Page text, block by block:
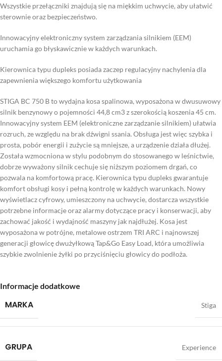
Wszystkie przełączniki znajdują się na miękkim uchwycie, aby ułatwić
sterownie oraz bezpieczeństwo.
Innowacyjny elektroniczny system zarządzania silnikiem (EEM)
uruchamia go błyskawicznie w każdych warunkach.
Kierownica typu dupleks posiada zaczep regulacyjny nachylenia dla
zapewnienia większego komfortu użytkowania
STIGA BC 750 B to wydajna kosa spalinowa, wyposażona w dwusuwowy
silnik benzynowy o pojemności 44,8 cm3 z szerokością koszenia 45 cm.
Innowacyjny system EEM (elektroniczne zarządzanie silnikiem) ułatwia
rozruch, ze względu na brak dźwigni ssania. Obsługa jest więc szybka i
prosta, pobór energii i zużycie są mniejsze, a urządzenie działa dłużej.
Została wzmocniona w stylu podobnym do stosowanego w leśnictwie,
dobrze wyważony silnik cechuje się niższym poziomem drgań, co
pozwala na komfortową pracę. Kierownica typu dupleks gwarantuje
komfort obsługi kosy i pełną kontrolę w każdych warunkach. Nowy
wyświetlacz cyfrowy, umieszczony na uchwycie, dostarcza wszystkie
potrzebne informacje oraz alarmy dotyczące pracy i konserwacji, aby
zachować jakość i wydajność maszyny jak najdłużej. Kosa jest
wyposażona w potrójne, metalowe ostrzem TRI ARC i najnowszej
generacji głowicę dwużyłkową Tap&Go Easy Load, która umożliwia
szybkie zwolnienie żyłki po przyciśnięciu głowicy do podłoża.
Informacje dodatkowe
MARKA Stiga
GRUPA Experience